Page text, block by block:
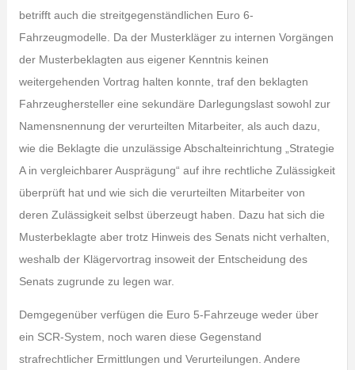
betrifft auch die streitgegenständlichen Euro 6-
Fahrzeugmodelle. Da der Musterkläger zu internen Vorgängen
der Musterbeklagten aus eigener Kenntnis keinen
weitergehenden Vortrag halten konnte, traf den beklagten
Fahrzeughersteller eine sekundäre Darlegungslast sowohl zur
Namensnennung der verurteilten Mitarbeiter, als auch dazu,
wie die Beklagte die unzulässige Abschalteinrichtung „Strategie
A in vergleichbarer Ausprägung“ auf ihre rechtliche Zulässigkeit
überprüft hat und wie sich die verurteilten Mitarbeiter von
deren Zulässigkeit selbst überzeugt haben. Dazu hat sich die
Musterbeklagte aber trotz Hinweis des Senats nicht verhalten,
weshalb der Klägervortrag insoweit der Entscheidung des
Senats zugrunde zu legen war.
Demgegenüber verfügen die Euro 5-Fahrzeuge weder über
ein SCR-System, noch waren diese Gegenstand
strafrechtlicher Ermittlungen und Verurteilungen. Andere